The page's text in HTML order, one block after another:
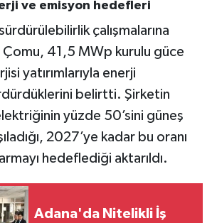
ve emisyon hedefleri
sürdürülebilirlik çalışmalarına
Çomu, 41,5 MWp kurulu güce
yatırımlarıyla enerji
belirtti. Şirketin
yüzde 50’sini güneş
2027’ye kadar bu oranı
hedeflediği aktarıldı.
Adana'da Nitelikli İş